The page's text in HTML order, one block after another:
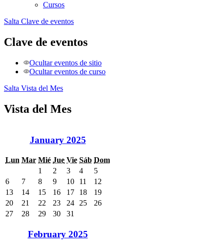
Cursos
Salta Clave de eventos
Clave de eventos
Ocultar eventos de sitio
Ocultar eventos de curso
Salta Vista del Mes
Vista del Mes
January 2025
Lun Mar Mié Jue Vie Sáb Dom
1
2 3 4
5
6
7 8 9 10 11
12
13
14 15 16 17 18
19
20
21 22 23 24 25
26
27
28 29 30 31
February 2025